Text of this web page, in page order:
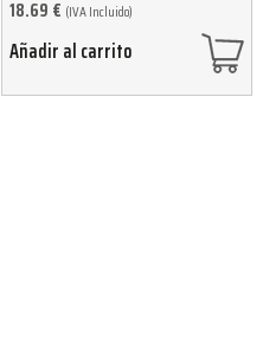
18.69 € (IVA Incluido)
Añadir al carrito